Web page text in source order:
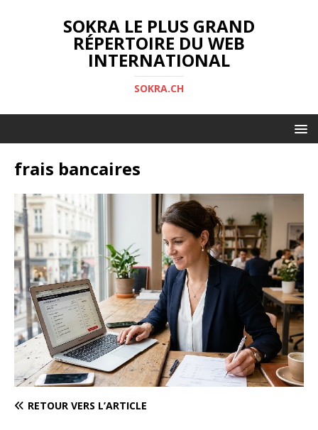
SOKRA LE PLUS GRAND
RÉPERTOIRE DU WEB
INTERNATIONAL
SOKRA.CH
frais bancaires
RETOUR VERS L’ARTICLE